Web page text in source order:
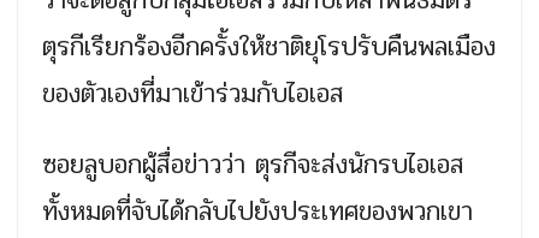
ตุรกีเรียกร้องอีกครั้งให้ชาติยุโรปรับคืนพลเมือง
ของตัวเองที่มาเข้าร่วมกับไอเอส
ซอยลูบอกผู้สื่อข่าวว่า ตุรกีจะส่งนักรบไอเอส
ทั้งหมดที่จับได้กลับไปยังประเทศของพวกเขา